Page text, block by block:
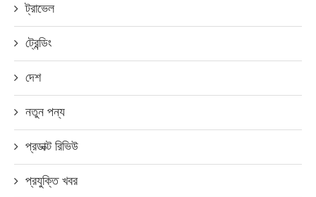
ট্রাভেল
ট্রেন্ডিং
দেশ
নতুন পন্য
প্রডাক্ট রিভিউ
প্রযুক্তি খবর